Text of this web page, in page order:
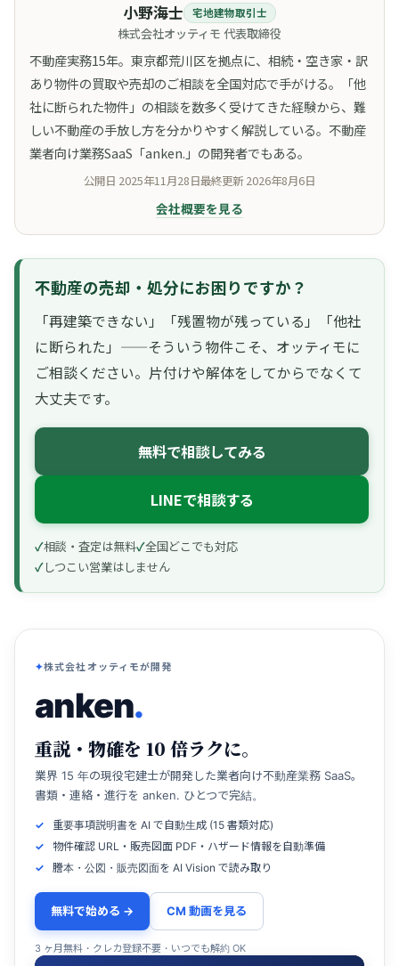
小野海士 宅地建物取引士
株式会社オッティモ 代表取締役
不動産実務15年。東京都荒川区を拠点に、相続・空き家・訳
あり物件の買取や売却のご相談を全国対応で手がける。「他
社に断られた物件」の相談を数多く受けてきた経験から、難
しい不動産の手放し方を分かりやすく解説している。不動産
業者向け業務SaaS「anken.」の開発者でもある。
公開日 2025年11月28日最終更新2026年8月6日
会社概要を見る
不動産の売却・処分にお困りですか？
「再建築できない」「残置物が残っている」「他社
に断られた」——そういう物件こそ、オッティモに
ご相談ください。片付けや解体をしてからでなくて
大丈夫です。
無料で相談してみる
LINEで相談する
相談・査定は無料 全国どこでも対応
しつこい営業はしません
株式会社オッティモが開発
anken.
重説・物確を 10 倍ラクに。
業界 15 年の現役宅建士が開発した業者向け不動産業務 SaaS。
書類・連絡・進行を anken. ひとつで完結。
重要事項説明書を AI で自動生成 (15 書類対応)
物件確認 URL・販売図面 PDF・ハザード情報を自動準備
謄本・公図・販売図面を AI Vision で読み取り
無料で始める → CM 動画を見る
3 ヶ月無料・クレカ登録不要・いつでも解約 OK